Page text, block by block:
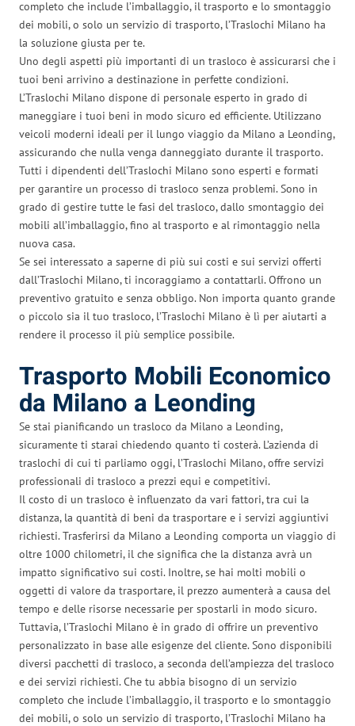
completo che include l’imballaggio, il trasporto e lo smontaggio
dei mobili, o solo un servizio di trasporto, l’Traslochi Milano ha
la soluzione giusta per te.
Uno degli aspetti più importanti di un trasloco è assicurarsi che i
tuoi beni arrivino a destinazione in perfette condizioni.
L’Traslochi Milano dispone di personale esperto in grado di
maneggiare i tuoi beni in modo sicuro ed efficiente. Utilizzano
veicoli moderni ideali per il lungo viaggio da Milano a Leonding,
assicurando che nulla venga danneggiato durante il trasporto.
Tutti i dipendenti dell’Traslochi Milano sono esperti e formati
per garantire un processo di trasloco senza problemi. Sono in
grado di gestire tutte le fasi del trasloco, dallo smontaggio dei
mobili all’imballaggio, fino al trasporto e al rimontaggio nella
nuova casa.
Se sei interessato a saperne di più sui costi e sui servizi offerti
dall’Traslochi Milano, ti incoraggiamo a contattarli. Offrono un
preventivo gratuito e senza obbligo. Non importa quanto grande
o piccolo sia il tuo trasloco, l’Traslochi Milano è lì per aiutarti a
rendere il processo il più semplice possibile.
Trasporto Mobili Economico
da Milano a Leonding
Se stai pianificando un trasloco da Milano a Leonding,
sicuramente ti starai chiedendo quanto ti costerà. L’azienda di
traslochi di cui ti parliamo oggi, l’Traslochi Milano, offre servizi
professionali di trasloco a prezzi equi e competitivi.
Il costo di un trasloco è influenzato da vari fattori, tra cui la
distanza, la quantità di beni da trasportare e i servizi aggiuntivi
richiesti. Trasferirsi da Milano a Leonding comporta un viaggio di
oltre 1000 chilometri, il che significa che la distanza avrà un
impatto significativo sui costi. Inoltre, se hai molti mobili o
oggetti di valore da trasportare, il prezzo aumenterà a causa del
tempo e delle risorse necessarie per spostarli in modo sicuro.
Tuttavia, l’Traslochi Milano è in grado di offrire un preventivo
personalizzato in base alle esigenze del cliente. Sono disponibili
diversi pacchetti di trasloco, a seconda dell’ampiezza del trasloco
e dei servizi richiesti. Che tu abbia bisogno di un servizio
completo che include l’imballaggio, il trasporto e lo smontaggio
dei mobili, o solo un servizio di trasporto, l’Traslochi Milano ha